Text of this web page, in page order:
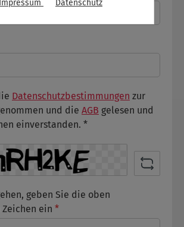
Datenschutzbestimmungen zur
und die AGB gelesen und
einverstanden. *
geben Sie die oben
ein *
Impressum Datenschutz